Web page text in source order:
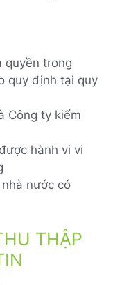
quyền trong
quy định tại quy
Công ty kiểm
hành vi vi
nước có
THẬP